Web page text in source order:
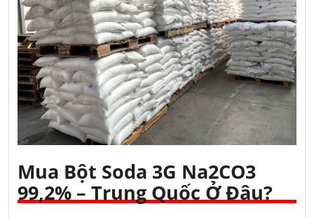
Mua Bột Soda 3G Na2CO3
99,2% – Trung Quốc Ở Đâu?